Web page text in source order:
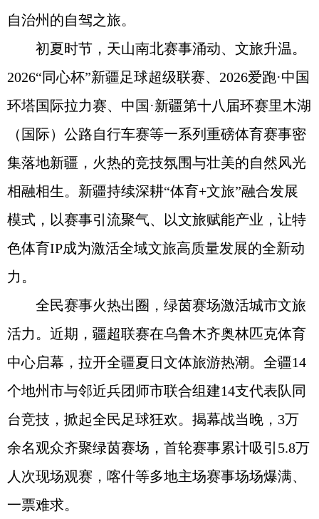
自治州的自驾之旅。
初夏时节，天山南北赛事涌动、文旅升温。
2026“同心杯”新疆足球超级联赛、2026爱跑·中国
环塔国际拉力赛、中国·新疆第十八届环赛里木湖
（国际）公路自行车赛等一系列重磅体育赛事密
集落地新疆，火热的竞技氛围与壮美的自然风光
相融相生。新疆持续深耕“体育+文旅”融合发展
模式，以赛事引流聚气、以文旅赋能产业，让特
色体育IP成为激活全域文旅高质量发展的全新动
力。
全民赛事火热出圈，绿茵赛场激活城市文旅
活力。近期，疆超联赛在乌鲁木齐奥林匹克体育
中心启幕，拉开全疆夏日文体旅游热潮。全疆14
个地州市与邻近兵团师市联合组建14支代表队同
台竞技，掀起全民足球狂欢。揭幕战当晚，3万
余名观众齐聚绿茵赛场，首轮赛事累计吸引5.8万
人次现场观赛，喀什等多地主场赛事场场爆满、
一票难求。